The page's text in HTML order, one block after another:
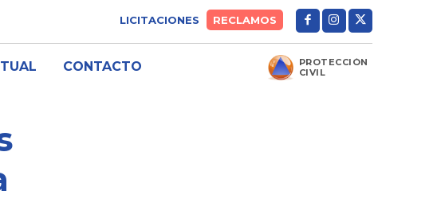
LICITACIONES RECLAMOS
CONTACTO
PROTECCIÓN
CIVIL